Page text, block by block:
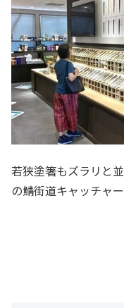
若狭塗箸もズラリと
の鯖街道キャッチャー